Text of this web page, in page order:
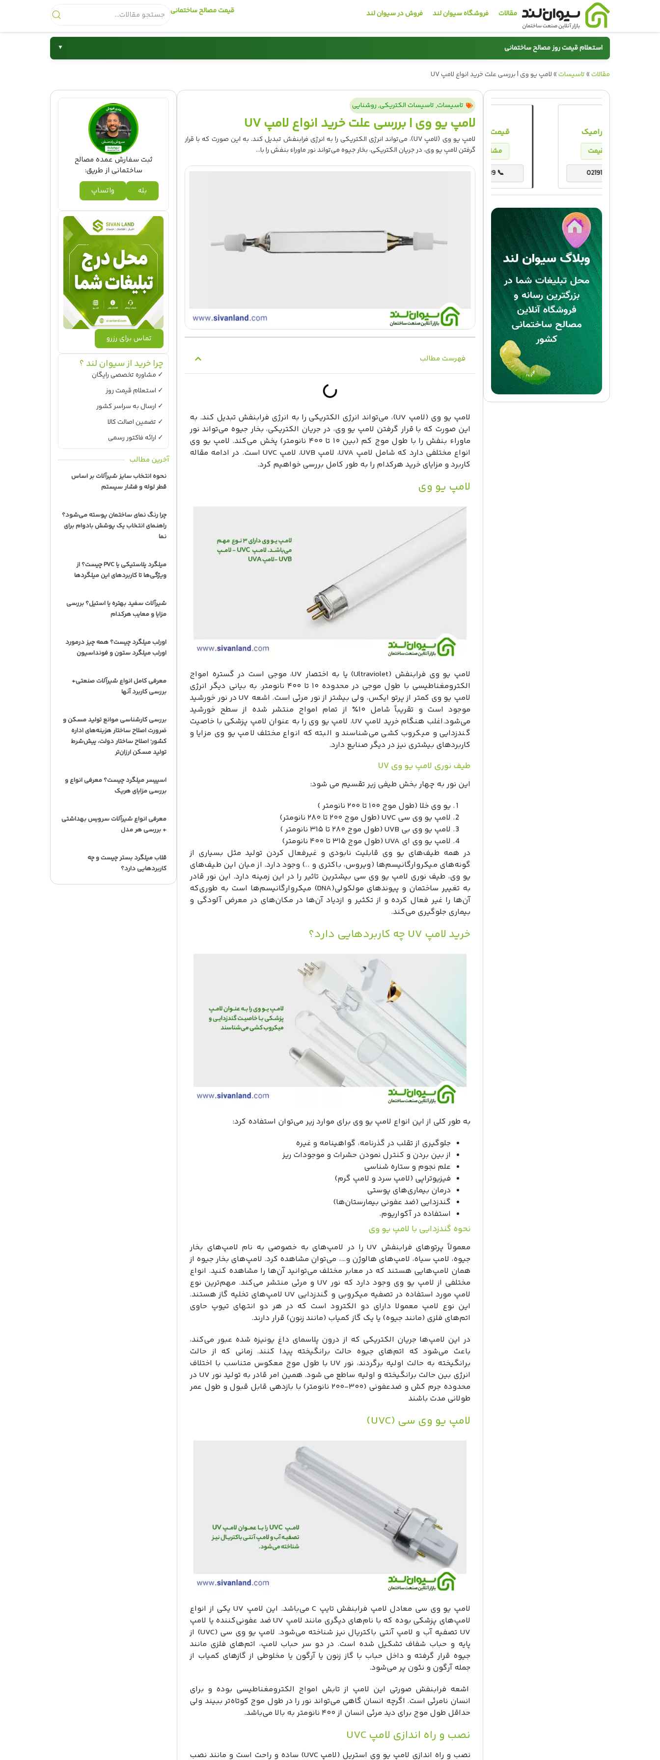
مقالات فروشگاه سیوان لند فروش در سیوان لند قیمت مصالح ساختمانی
استعلام قیمت روز مصالح ساختمانی ▼
سیمان مقالات»تاسیسات»لامپ یو وی | بررسی علت خرید انواع لامپ UV
🏗️
قیمت روز میلگرد
مشاهده قیمت
🧱
قیمت روز سیمان
مشاهده قیمت
کاشی و سرامیک
مشاهده قیمت
02191013939 📞
تاسیسات,تاسیسات الکتریکی,روشنایی
لامپ یو وی | بررسی علت خرید انواع لامپ UV
لامپ یو وی (لامپ UV)، می‌تواند انرژی الکتریکی را به انرژی فرابنفش تبدیل کند. به این صورت که با قرار
گرفتن لامپ یو وی، در جریان الکتریکی، بخار جیوه می‌تواند نور ماوراء بنفش را با...
فهرست مطالب
لامپ یو وی (لامپ UV)، می‌تواند انرژی الکتریکی را به انرژی فرابنفش تبدیل کند. به
این صورت که با قرار گرفتن لامپ یو وی، در جریان الکتریکی، بخار جیوه می‌تواند نور
ماوراء بنفش را با طول موج کم (بین ۱۰ تا ۴۰۰ نانومتر) پخش می‌کند. لامپ یو وی
انواع مختلفی دارد که شامل لامپ UVA، لامپ UVB، لامپ UVC است. در ادامه مقاله
کاربرد و مزایای خرید هرکدام را به طور کامل بررسی خواهیم کرد.
لامپ یو وی
لامپ یو وی فرابنفش (Ultraviolet) یا به اختصار UV، موجی است در گستره امواج
الکترومغناطیسی با طول موجی در محدوده ۱۰ تا ۴۰۰ نانومتر. به بیانی دیگر انرژی
لامپ یو وی کمتر از پرتو ایکس، ولی بیشتر از نور مرئی است. اشعه UV در نور خورشید
موجود است و تقریباً شامل ۱۰٪ از تمام امواج منتشر شده از سطح خورشید
می‌شود.اغلب هنگام خرید لامپ UV، لامپ یو وی را به عنوان لامپ پزشکی با خاصیت
گندزدایی و میکروب کشی می‌شناسند و البته که انواع مختلف لامپ یو وی مزایا و
کاربردهای بیشتری نیز در دیگر صنایع دارد.
طیف نوری لامپ یو وی UV
این نور به چهار بخش طیفی زیر تقسیم می شود:
یو وی خلا (طول موج ۱۰۰ تا ۲۰۰ نانومتر )
لامپ یو وی سی UVC (طول موج ۲۰۰ تا ۲۸۰ نانومتر)
لامپ یو وی بی UVB (طول موج ۲۸۰ تا ۳۱۵ نانومتر )
لامپ یو وی ای UVA (طول موج ۳۱۵ تا ۴۰۰ نانومتر)
در همه طیف‌های یو وی قابلیت نابودی و غیرفعال کردن تولید مثل بسیاری از
گونه‌های میکروارگانیسم‌ها (ویروس، باکتری و ..) وجود دارد. از میان این طیف‌های
یو وی، طیف نوری لامپ یو وی سی بیشترین تاثیر را در این زمینه دارد. این نور قادر
به تغییر ساختمان و پیوندهای مولکولی(DNA) میکروارگانیسم‌ها است به طوری‌که
آن‌ها را غیر فعال کرده و از تکثیر و ازدیاد آن‌ها در مکان‌های در معرض آلودگی و
بیماری جلوگیری می‌کند.
خرید لامپ UV چه کاربردهایی دارد؟
به طور کلی از این انواع لامپ یو وی برای موارد زیر می‌توان استفاده کرد:
جلوگیری از تقلب در گذرنامه، گواهینامه و غیره
از بین بردن و کنترل نمودن حشرات و موجودات ریز
علم نجوم و ستاره شناسی
فیزیوتراپی (لامپ سرد و لامپ گرم)
درمان بیماری‌های پوستی
گندزدایی (ضد عفونی بیمارستان‌ها)
استفاده در آکواریوم.
نحوه گندزدایی با لامپ یو وی
معمولاً پرتوهای فرابنفش UV را در لامپ‌های به خصوصی به نام لامپ‌های بخار
جیوه، لامپ سیاه، لامپ‌های هالوژن و…، می‌توان مشاهده کرد. لامپ‌های بخار جیوه از
همان لامپ‌هایی هستند که در معابر مختلف می‌توانید آن‌ها را مشاهده کنید. انواع
مختلفی از لامپ یو وی وجود دارد که نور UV و مرئی منتشر می‌کند. مهم‌ترین نوع
لامپ مورد استفاده در تصفیه میکروبی و گندزدایی UV لامپ‌های تخلیه گاز هستند.
این نوع لامپ معمولا دارای دو الکترود است که در هر دو انتهای تیوپ حاوی
اتم‌های فلزی (مانند جیوه) یا یک گاز کمیاب (مانند زنون) قرار دارند.
در این لامپ‌ها جریان الکتریکی که از درون پلاسمای داغ یونیزه شده عبور می‌کند،
باعث می‌شود که اتم‌های جیوه حالت برانگیخته پیدا کنند. زمانی که از حالت
برانگیخته به حالت اولیه برگردند، نور UV با طول موج معکوس متناسب با اختلاف
انرژی بین حالت برانگیخته و اولیه ساطع می شود. همین امر قادر به تولید نور UV در
محدوده جرم کش و ضدعفونی (۳۰۰-۲۰۰ نانومتر) با بازدهی قابل قبول و طول عمر
طولانی مدت باشند
لامپ یو وی سی (UVC)
لامپ یو وی سی معادل لامپ فرابنفش تایپ C می‌باشد. این لامپ UV یکی از انواع
لامپ‌های پزشکی بوده که با نام‌های دیگری مانند لامپ UV ضد عفونی‌کننده یا لامپ
UV تصفیه آب و لامپ آنتی باکتریال نیز شناخته می‌شود. لامپ یو وی سی (UVC) از
پایه و حباب شفاف تشکیل شده است. در دو سر حباب لامپ، اتم‌های فلزی مانند
جیوه قرار گرفته و داخل حباب با گاز زنون یا آرگون یا مخلوطی از گازهای کمیاب از
جمله آرگون و نئون پر می‌شود.
اشعه فرابنفش صورتی این لامپ از تابش امواج الکترومغناطیسی بوده و برای
انسان نامرئی است. اگرچه انسان گاهی می‌تواند نور را در طول موج کوتاه‌تر ببیند ولی
حداقل طول موج برای دید مرئی انسان از ۴۰۰ نانومتر به بالا می‌باشد.
نصب و راه اندازی لامپ UVC
نصب و راه اندازی لامپ یو وی استریل (لامپ UVC) ساده و راحت است و مانند نصب
ثبت سفارش عمده مصالح
ساختمانی از طریق:
بله
واتساپ
تماس برای رزرو
چرا خرید از سیوان لند ؟
✓ مشاوره تخصصی رایگان
✓ استعلام قیمت روز
✓ ارسال به سراسر کشور
✓ تضمین اصالت کالا
✓ ارائه فاکتور رسمی
آخرین مطالب
نحوه انتخاب سایز شیرآلات بر اساس
قطر لوله و فشار سیستم
چرا رنگ نمای ساختمان پوسته می‌شود؟
راهنمای انتخاب یک پوشش بادوام برای
نما
میلگرد پلاستیکی یا PVC چیست؟ از
ویژگی‌ها تا کاربردهای این میلگردها
شیرآلات سفید بهتره یا استیل؟ بررسی
مزایا و معایب هرکدام
اورلب میلگرد چیست؟ همه چیز درمورد
اورلب میلگرد ستون و فونداسیون
معرفی کامل انواع شیرآلات صنعتی+
بررسی کاربرد آنها
بررسی کارشناسی موانع تولید مسکن و
ضرورت اصلاح ساختار هزینه‌های اداره
کشور؛ اصلاح ساختار دولت، پیش‌شرط
تولید مسکن ارزان‌تر
اسپیسر میلگرد چیست؟ معرفی انواع و
بررسی مزایای هریک
معرفی انواع شیرآلات سرویس بهداشتی
+ بررسی هر مدل
قلاب میلگرد بستر چیست و چه
کاربردهایی دارد؟